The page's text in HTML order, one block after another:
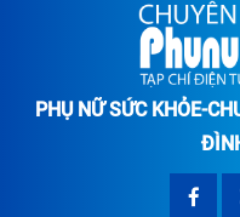
PHỤ NỮ SỨC KHỎE-